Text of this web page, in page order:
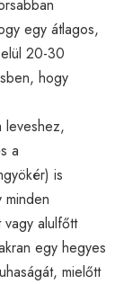
egy átlagos,
20-30
hogy
leveshez,
a
is
alulfőtt
egy hegyes
mielőtt